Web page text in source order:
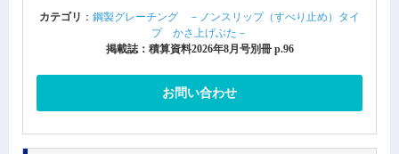
カテゴリ ： 鋼製グレーチング －ノンスリップ（すべり止め）タイ
プ かさ上げぶた－
掲載誌：積算資料2026年8月号別冊 p.96
お問い合わせ